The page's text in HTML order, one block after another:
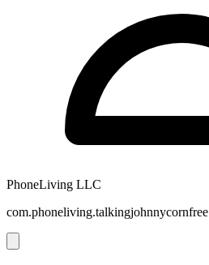
PhoneLiving LLC
com.phoneliving.talkingjohnnycornfree